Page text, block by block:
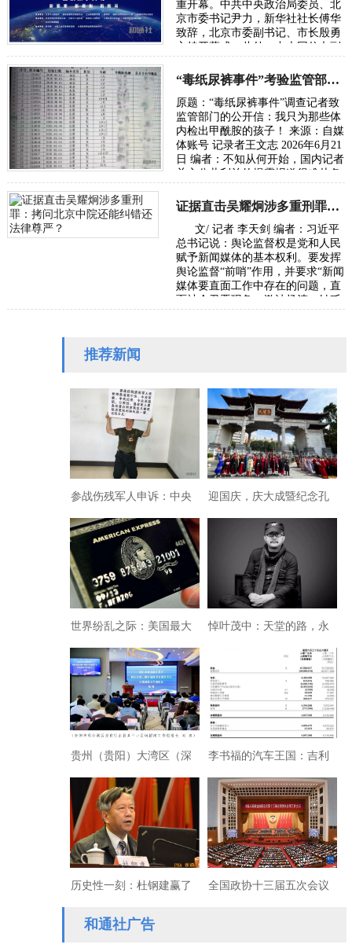
重开幕。中共中央政治局委员、北
京市委书记尹力，新华社社长傅华
致辞，北京市委副书记、市长殷勇
主持开幕式。此外，中央网信办副
国家发…
“毒纸尿裤事件”考验监管部门的党性初心与执法能力
原题：“毒纸尿裤事件”调查记者致
监管部门的公开信：我只为那些体
内检出甲酰胺的孩子！ 来源：自媒
体账号 记录者王文志 2026年6月21
日 编者：不知从何开始，国内记者
关心公共利益的揭露报道很难从各
或者…
证据直击吴耀炯涉多重刑罪：拷问北京中院还能纠错还法律尊严？
文/ 记者 李天剑 编者：习近平
总书记说：舆论监督权是党和人民
赋予新闻媒体的基本权利。要发挥
舆论监督“前哨”作用，并要求“新闻
媒体要直面工作中存在的问题，直
面社会丑恶现象，激浊扬清、针砭
推荐新闻
参战伤残军人申诉：中央
巡视组能否找到被违规送
至福利院失踪女儿
迎国庆，庆大成暨纪念孔
子诞辰2574年祭孔大典深
圳举行
世界纷乱之际：美国最大
银行运通杀入中国金融
悼叶茂中：天堂的路，永
远雕刻着你的魂灵
贵州（贵阳）大湾区（深
圳）智能产业及金融链对
接会深圳举行
李书福的汽车王国：吉利
一举合并富豪
历史性一刻：杜钢建赢了 全国政协十三届五次会议
和通社广告